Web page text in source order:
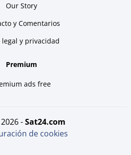
Our Story
y Comentarios
legal y privacidad
Premium
ads free
- sat24.com
de cookies